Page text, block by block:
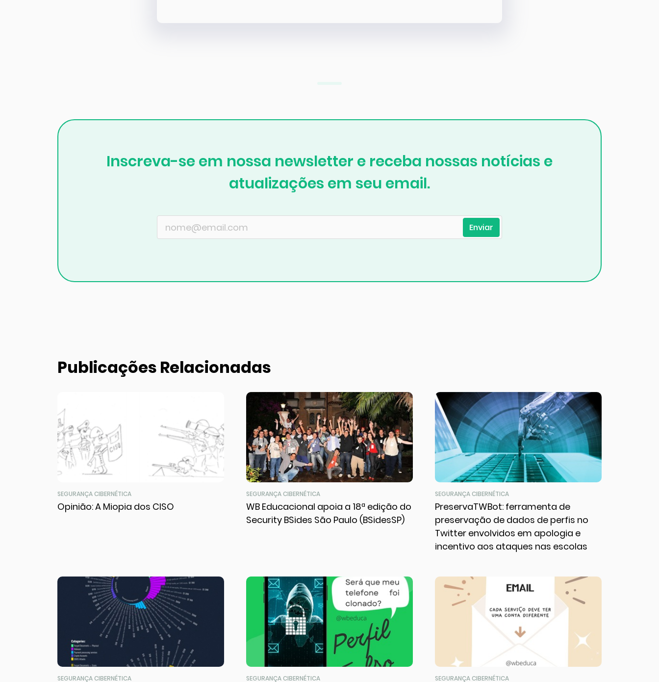
Inscreva-se em nossa newsletter e receba nossas notícias e
atualizações em seu email.
Enviar
Publicações Relacionadas
SEGURANÇA CIBERNÉTICA
Opinião: A Miopia dos CISO
SEGURANÇA CIBERNÉTICA
WB Educacional apoia a 18ª edição do
Security BSides São Paulo (BSidesSP)
SEGURANÇA CIBERNÉTICA
PreservaTWBot: ferramenta de
preservação de dados de perfis no
Twitter envolvidos em apologia e
incentivo aos ataques nas escolas
SEGURANÇA CIBERNÉTICA SEGURANÇA CIBERNÉTICA SEGURANÇA CIBERNÉTICA